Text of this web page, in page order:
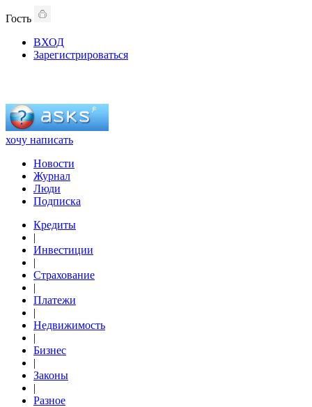
Гость
ВХОД
Зарегистрироваться
хочу написать
Новости
Журнал
Люди
Подписка
Кредиты
|
Инвестиции
|
Страхование
|
Платежи
|
Недвижимость
|
Бизнес
|
Законы
|
Разное